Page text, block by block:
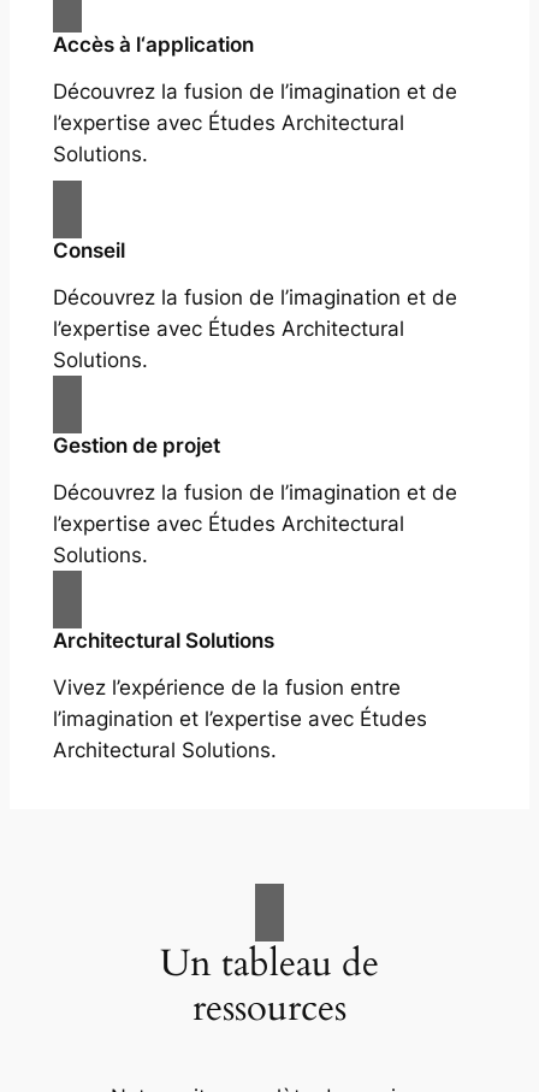
Accès à l‘application
Découvrez la fusion de l’imagination et de
l’expertise avec Études Architectural
Solutions.
Conseil
Découvrez la fusion de l’imagination et de
l’expertise avec Études Architectural
Solutions.
Gestion de projet
Découvrez la fusion de l’imagination et de
l’expertise avec Études Architectural
Solutions.
Architectural Solutions
Vivez l’expérience de la fusion entre
l’imagination et l’expertise avec Études
Architectural Solutions.
Un tableau de
ressources